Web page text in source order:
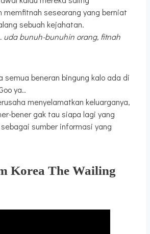
memfitnah seseorang yang berniat
sebuah kejahatan.
uda bunuh-bunuhin orang, fitnah
semua beneran bingung kalo ada di
ya..
menyelamatkan keluarganya,
bener gak tau siapa lagi yang
sumber informasi yang
Korea The Wailing